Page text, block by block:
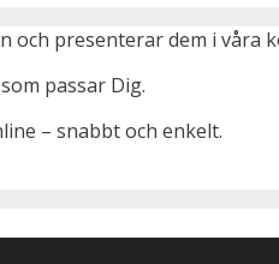
och presenterar dem i våra
passar Dig.
– snabbt och enkelt.